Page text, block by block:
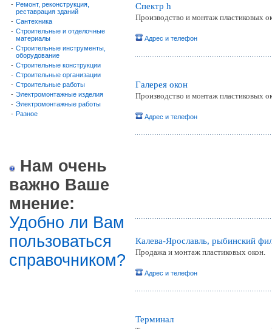
- Ремонт, реконструкция,
реставрация зданий
- Сантехника
- Строительные и отделочные
материалы
- Строительные инструменты,
оборудование
- Строительные конструкции
- Строительные организации
- Строительные работы
- Электромонтажные изделия
- Электромонтажные работы
- Разное
Нам очень
важно Ваше
мнение:
Удобно ли Вам
пользоваться
справочником?
Спектр h
Производство и монтаж пластиковых
Адрес и телефон
Галерея окон
Производство и монтаж пластиковых
Адрес и телефон
Калева-Ярославль, рыбинский
Продажа и монтаж пластиковых окон.
Адрес и телефон
Терминал